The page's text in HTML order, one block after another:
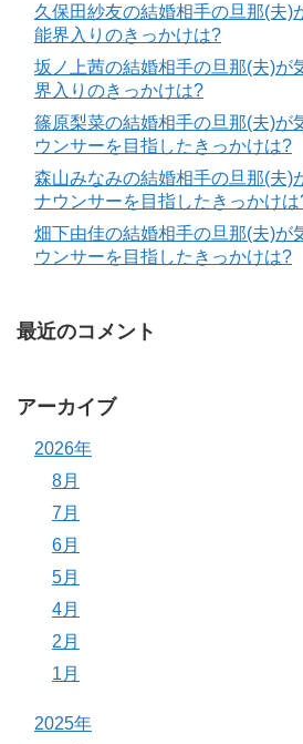
久保田紗友の結婚相手の旦那(夫)
能界入りのきっかけは?
坂ノ上茜の結婚相手の旦那(夫)が
界入りのきっかけは?
篠原梨菜の結婚相手の旦那(夫)が
ウンサーを目指したきっかけは?
森山みなみの結婚相手の旦那(夫)
ナウンサーを目指したきっかけは
畑下由佳の結婚相手の旦那(夫)が
ウンサーを目指したきっかけは?
最近のコメント
アーカイブ
2026年
8月
7月
6月
5月
4月
2月
1月
2025年